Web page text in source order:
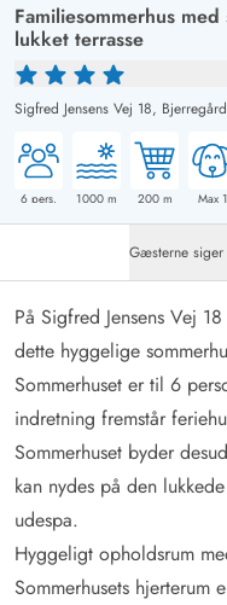
Familiesommerhus
lukket terrasse
Sigfred Jensens Vej 18, Bjerregård
6 pers. 1000 m 200m Max 1
Gæsterne siger
På Sigfred Jensens Vej
dette hyggelige
Sommerhuset er til 6
indretning fremstår
Sommerhuset byder
kan nydes på den
udespa.
Hyggeligt opholdsrum
Sommerhusets hjerterum